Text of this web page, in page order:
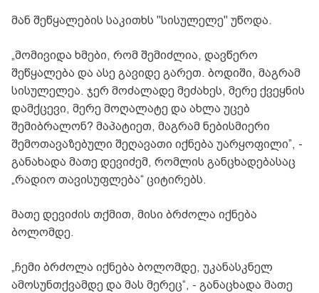
მან შეწყალების საკითხს "სისულელე" უწოდა.
„მომივიდა ხმები, რომ შემიძლია, დავწერო
შეწყალება და ასე გავიდე გარეთ. ბოდიში, მაგრამ
სისულელეა. ჯერ მოძალადე მეძახეს, მერე ქვეყნის
დამქცევი, მერე მოღალატე და ახლა უცებ
შემიბრალონ? მაპატიეთ, მაგრამ ნებისმიერი
შემოთავაზებული შეღავათი იქნება უარყოფილი”, -
განახადა მათე დევიძემ, რომლის განცხადებასაც
„რადიო თავისუფლება“ ციტირებს.
მათე დევიძის თქმით, მისი ბრძოლა იქნება
ბოლომდე.
„ჩემი ბრძოლა იქნება ბოლომდე, უკანასკნელ
ამოსუნთქვამდე და მას მერეც“, - განაცხადა მათე